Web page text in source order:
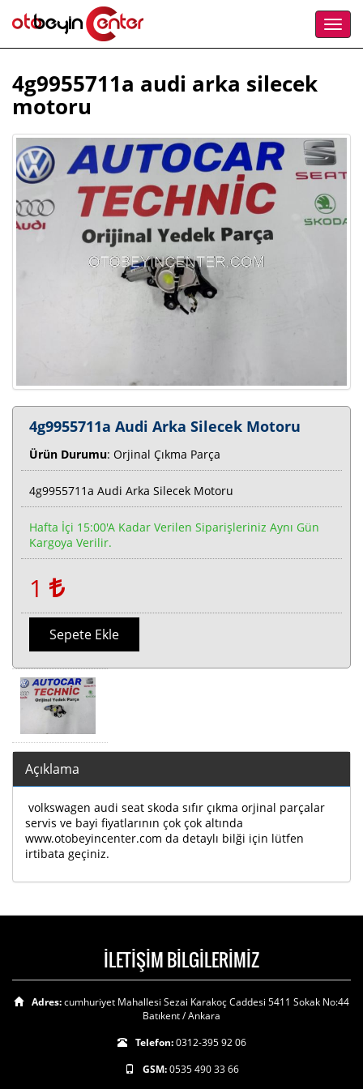
4g9955711a audi arka silecek
motoru
4g9955711a Audi Arka Silecek Motoru
Ürün Durumu: Orjinal Çıkma Parça
4g9955711a Audi Arka Silecek Motoru
Hafta İçi 15:00'a Kadar Verilen Siparişleriniz Aynı Gün
Kargoya Verilir.
1
Sepete Ekle
Açıklama
volkswagen audi seat skoda sıfır çıkma orjinal parçalar
servis ve bayi fiyatlarının çok çok altında
www.otobeyincenter.com da detaylı bilği için lütfen
irtibata geçiniz.
İLETİŞİM BİLGİLERİMİZ
Adres:cumhuriyet Mahallesi Sezai Karakoç Caddesi 5411 Sokak No:44
Batıkent / Ankara
Telefon:0312-395 92 06
GSM:0535 490 33 66